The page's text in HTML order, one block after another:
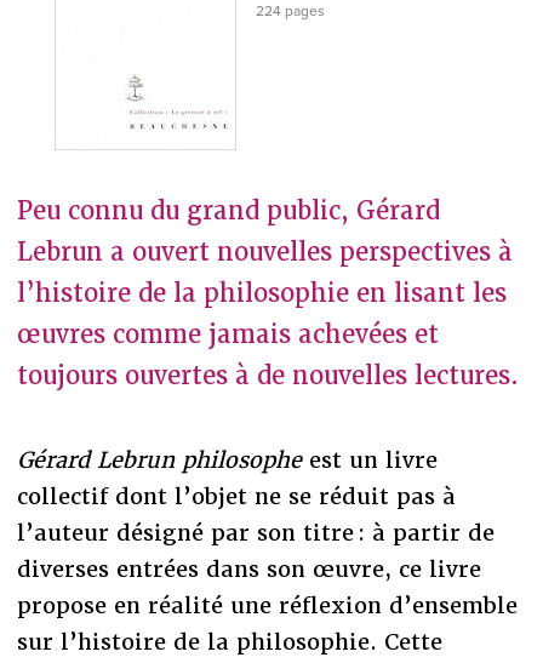
224 pages
Peu connu du grand public, Gérard
Lebrun a ouvert nouvelles perspectives à
l’histoire de la philosophie en lisant les
œuvres comme jamais achevées et
toujours ouvertes à de nouvelles lectures.
Gérard Lebrun philosopheest un livre
collectif dont l’objet ne se réduit pas à
l’auteur désigné par son titre : à partir de
diverses entrées dans son œuvre, ce livre
propose en réalité une réflexion d’ensemble
sur l’histoire de la philosophie. Cette